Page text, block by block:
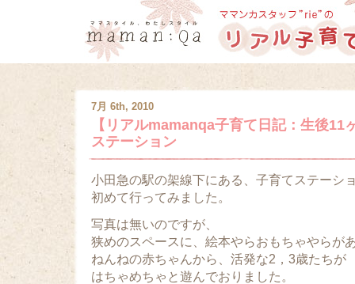
7月 6th, 2010
【リアルmamanqa子育て日記：生後11
ステーション
小田急の駅の架線下にある、子育てステーシ
初めて行ってみました。
写真は無いのですが、
狭めのスペースに、絵本やらおもちゃやらが
ねんねの赤ちゃんから、活発な2，3歳たちが
はちゃめちゃと遊んでおりました。